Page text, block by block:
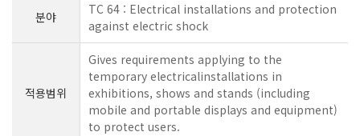
분야
TC 64 : Electrical installations and protection
against electric shock
적용범위
Gives requirements applying to the
temporary electricalinstallations in
exhibitions, shows and stands (including
mobile and portable displays and equipment)
to protect users.